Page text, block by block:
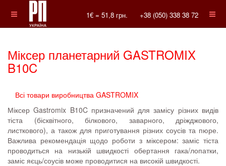
1€ = 51,8 грн. +38 (050) 338 38 72
Міксер планетарний GASTROMIX
B10C
Всі товари виробництва GASTROMIX
Міксер Gastromix B10C призначений для замісу різних видів
тіста (бісквітного, білкового, заварного, дріжджового,
листкового), а також для приготування різних соусів та пюре.
Важлива рекомендація щодо роботи з міксером: заміс тіста
проводиться на низькій швидкості обертання гака/лопатки,
заміс яєць/соусів може проводитися на високій швидкості.